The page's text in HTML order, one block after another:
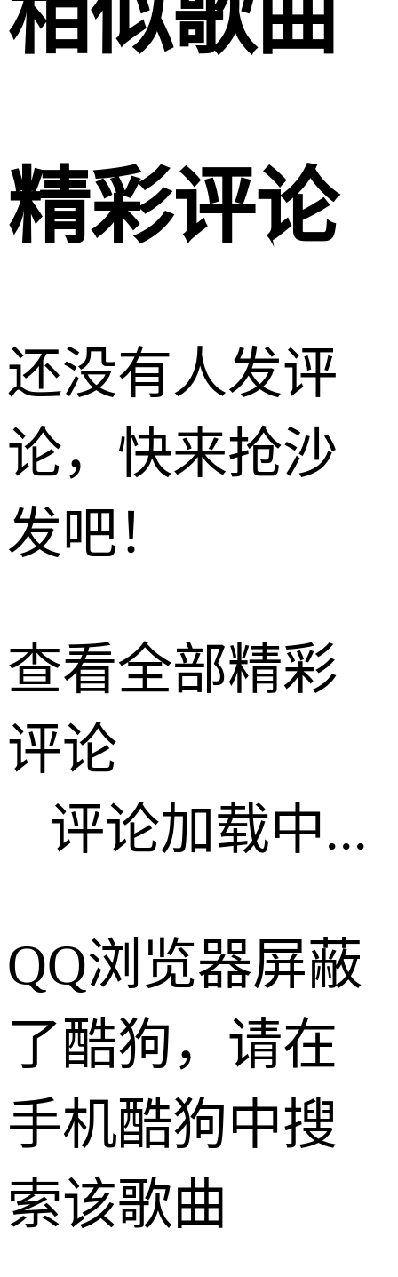
相似歌曲
精彩评论
还没有人发评
论，快来抢沙
发吧！
查看全部精彩
评论
评论加载中...
QQ浏览器屏蔽
了酷狗，请在
手机酷狗中搜
索该歌曲